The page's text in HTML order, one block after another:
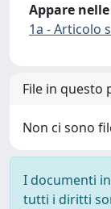
Appare
1a - Articolo
File in questo
Non ci sono
I documenti
tutti i diritti